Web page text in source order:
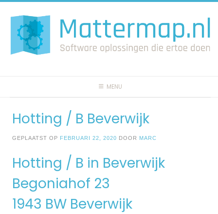
naar
inhoud
MENU
Hotting / B Beverwijk
GEPLAATST OP FEBRUARI 22, 2020 DOOR MARC
Hotting / B in Beverwijk
Begoniahof 23
1943 BW Beverwijk